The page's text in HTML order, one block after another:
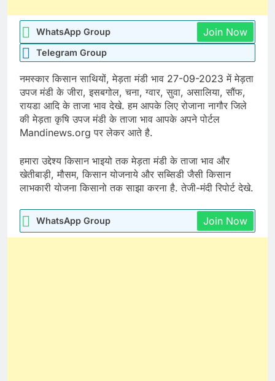
WhatsApp Group Join Now
Telegram Group
नमस्कार किसान साथियों, मेड़ता मंडी भाव 27-09-2023 में मेड़ता
उपज मंडी के जीरा, इसबगोल, चना, ग्वार, सुवा, असालिया, सौंफ,
रायडा आदि के ताजा भाव देखे. हम आपके लिए रोजाना नागौर जिले
की मेड़ता कृषि उपज मंडी के ताजा भाव आपके अपने पोर्टल
Mandinews.org पर लेकर आते है.
हमारा उद्देश्य किसान भाइयो तक मेड़ता मंडी के ताजा भाव और
खेतीबाड़ी, मौसम, किसान योजनाये और सब्सिडी जैसी किसान
लाभकारी योजना किसानो तक साझा करना है. तेजी-मंदी रिपोर्ट देखे.
WhatsApp Group Join Now